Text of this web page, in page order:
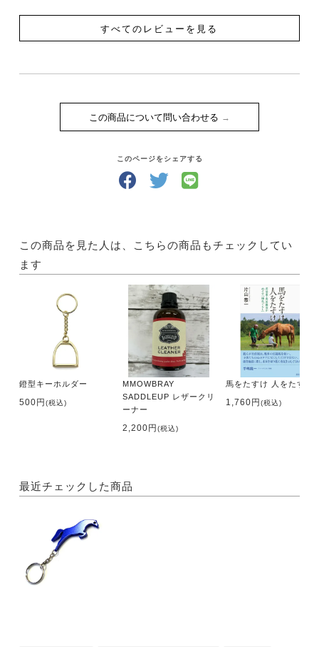
すべてのレビューを見る
この商品について問い合わせる
このページをシェアする
この商品を見た人は、こちらの商品もチェックしてい
ます
鐙型キーホルダー
500円(税込)
MMOWBRAY
SADDLEUP レザークリ
ーナー
2,200円(税込)
馬をたすけ 人をたすけ
1,760円(税込)
最近チェックした商品